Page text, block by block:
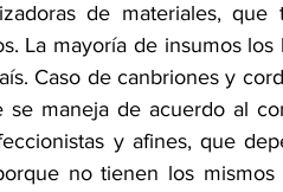
de materiales,
La mayoría de insumos
Caso de canbriones y
maneja de acuerdo al
y afines, que
no tienen los